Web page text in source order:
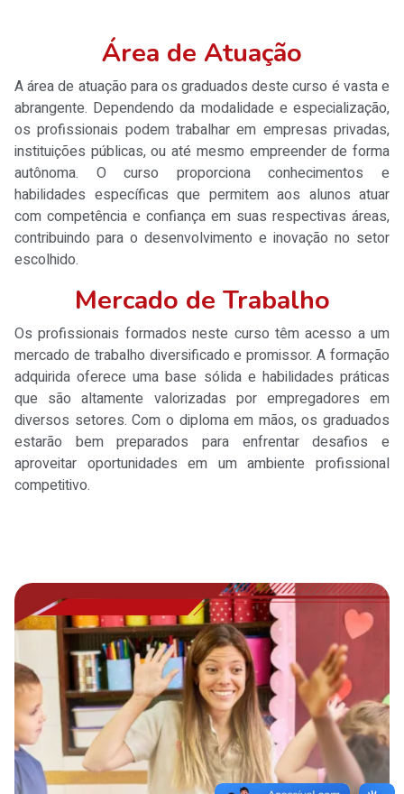
Área de Atuação
A área de atuação para os graduados deste curso é vasta e
abrangente. Dependendo da modalidade e especialização,
os profissionais podem trabalhar em empresas privadas,
instituições públicas, ou até mesmo empreender de forma
autônoma. O curso proporciona conhecimentos e
habilidades específicas que permitem aos alunos atuar
com competência e confiança em suas respectivas áreas,
contribuindo para o desenvolvimento e inovação no setor
escolhido.
Mercado de Trabalho
Os profissionais formados neste curso têm acesso a um
mercado de trabalho diversificado e promissor. A formação
adquirida oferece uma base sólida e habilidades práticas
que são altamente valorizadas por empregadores em
diversos setores. Com o diploma em mãos, os graduados
estarão bem preparados para enfrentar desafios e
aproveitar oportunidades em um ambiente profissional
competitivo.